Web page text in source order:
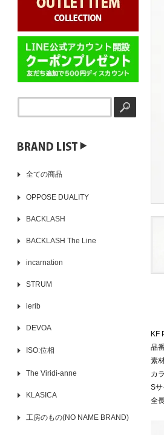
KF
品
素
カ
S
全
▶️
全ての商品
OPPOSE DUALITY
BACKLASH
BACKLASH The Line
incarnation
STRUM
ierib
DEVOA
ISO:位相
The Viridi-anne
KLASICA
工房のもの(NO NAME BRAND)